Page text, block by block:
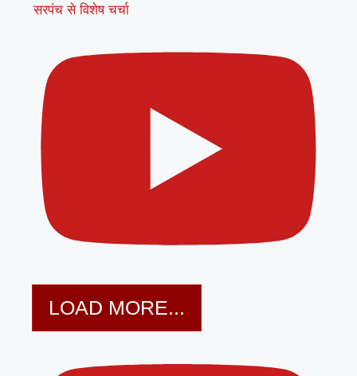
सरपंच से विशेष चर्चा
LOAD MORE...